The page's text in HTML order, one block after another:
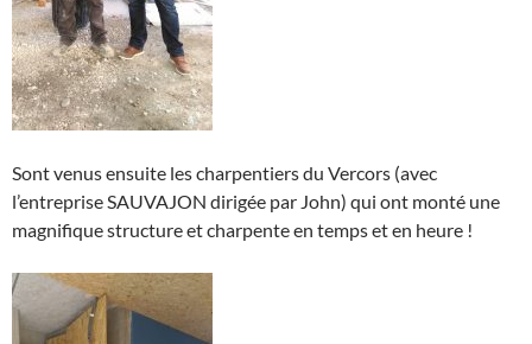
Sont venus ensuite les charpentiers du Vercors (avec
l’entreprise SAUVAJON dirigée par John) qui ont monté une
magnifique structure et charpente en temps et en heure !